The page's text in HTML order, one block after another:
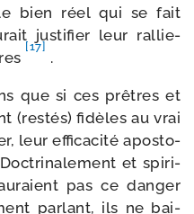
le bien réel qui se fait
jus­ti­fier leur ral­lie­
[17]
.
que si ces prêtres et
(res­tés) fidèles au vrai
leur effi­ca­ci­té apos­to­
et spi­ri­
pas ce dan­ger
par­lant, ils ne bai­